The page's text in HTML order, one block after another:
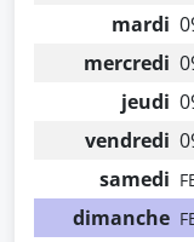
mardi
mercredi
jeudi
vendredi
samedi
dimanche